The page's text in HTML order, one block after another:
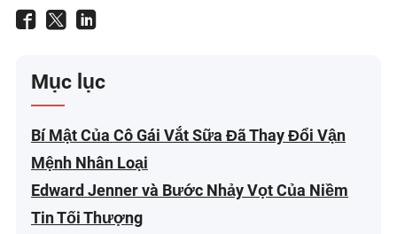
Mục lục
Bí Mật Của Cô Gái Vắt Sữa Đã Thay Đổi Vận
Mệnh Nhân Loại
Edward Jenner và Bước Nhảy Vọt Của Niềm
Tin Tối Thượng